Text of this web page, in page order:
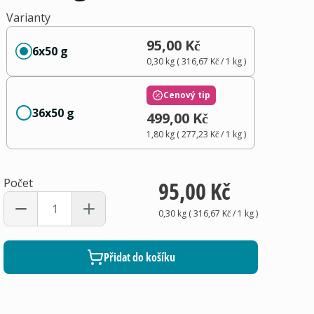
Varianty
6x50 g 95,00 Kč
0,30 kg(316,67 Kč/ 1 kg)
36x50 g
Cenový tip
499,00 Kč
1,80 kg(277,23 Kč/ 1 kg)
Počet 95,00 Kč
0,30 kg(316,67 Kč/ 1 kg)
Přidat do košíku